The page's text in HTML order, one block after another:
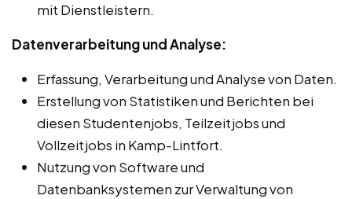
mit Dienstleistern.
Datenverarbeitung und Analyse:
Erfassung, Verarbeitung und Analyse von Daten.
Erstellung von Statistiken und Berichten bei
diesen Studentenjobs, Teilzeitjobs und
Vollzeitjobs in Kamp-Lintfort.
Nutzung von Software und
Datenbanksystemen zur Verwaltung von